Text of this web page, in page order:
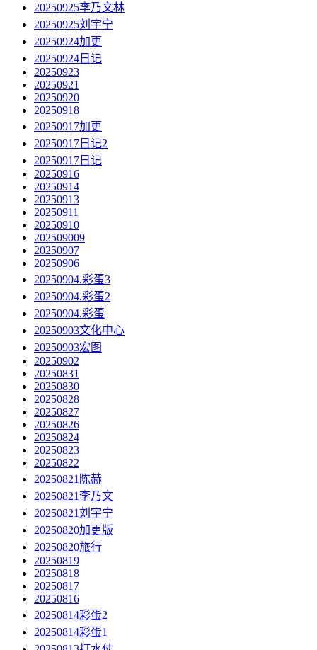
20250925李乃文林
20250925刘宇宁
20250924加更
20250924日记
20250923
20250921
20250920
20250918
20250917加更
20250917日记2
20250917日记
20250916
20250914
20250913
20250911
20250910
202509009
20250907
20250906
20250904.彩蛋3
20250904.彩蛋2
20250904.彩蛋
20250903文化中心
20250903宏图
20250902
20250831
20250830
20250828
20250827
20250826
20250824
20250823
20250822
20250821陈赫
20250821李乃文
20250821刘宇宁
20250820加更版
20250820旅行
20250819
20250818
20250817
20250816
20250814彩蛋2
20250814彩蛋1